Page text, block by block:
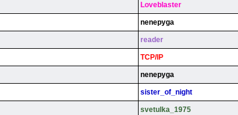
Loveblaster
nenepyga
reader
TCP/lP
nenepyga
sister_of_night
svetulka_1975